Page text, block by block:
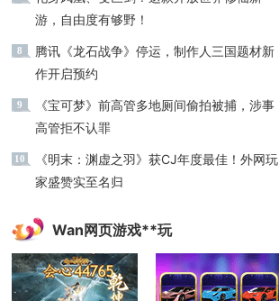
游，自由度有够野！
8
腾讯《龙石战争》停运，制作人三国题材新
作开启预约
9
《宝可梦》前高管多地厕间偷拍被捕，涉事
高管拒不认罪
10
《明末：渊虚之羽》获CJ年度最佳！外网玩
家盛赞实至名归
Wan网页游戏**玩